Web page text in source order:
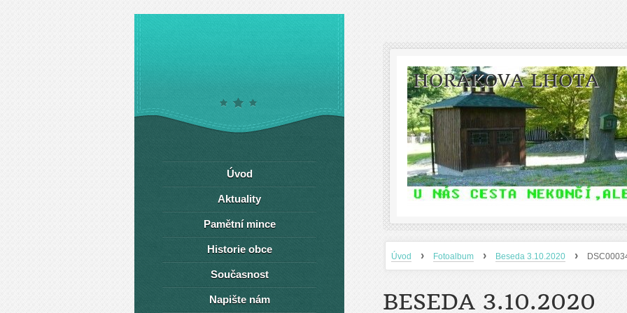
HORÁKOVA LHOTA
Úvod › Fotoalbum › Beseda 3.10.2020 ›
BESEDA 3.10.2020
Úvod
Aktuality
Pamětní mince
Historie obce
Současnost
Napište nám